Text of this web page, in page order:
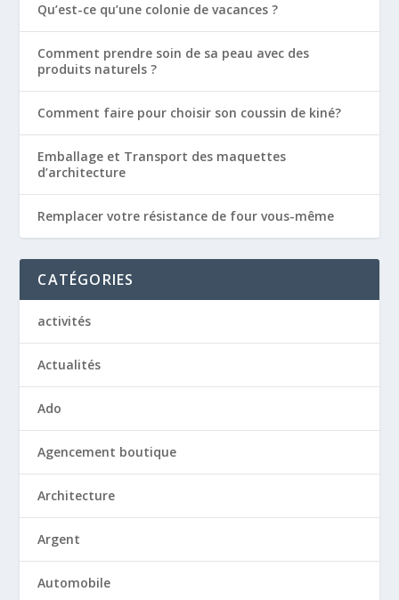
Qu’est-ce qu’une colonie de vacances ?
Comment prendre soin de sa peau avec des
produits naturels ?
Comment faire pour choisir son coussin de kiné?
Emballage et Transport des maquettes
d’architecture
Remplacer votre résistance de four vous-même
CATÉGORIES
activités
Actualités
Ado
Agencement boutique
Architecture
Argent
Automobile